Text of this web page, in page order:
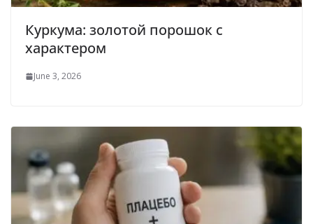
Куркума: золотой порошок с
характером
June 3, 2026